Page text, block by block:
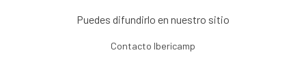
Puedes difundirlo en nuestro sitio
Contacto Ibericamp